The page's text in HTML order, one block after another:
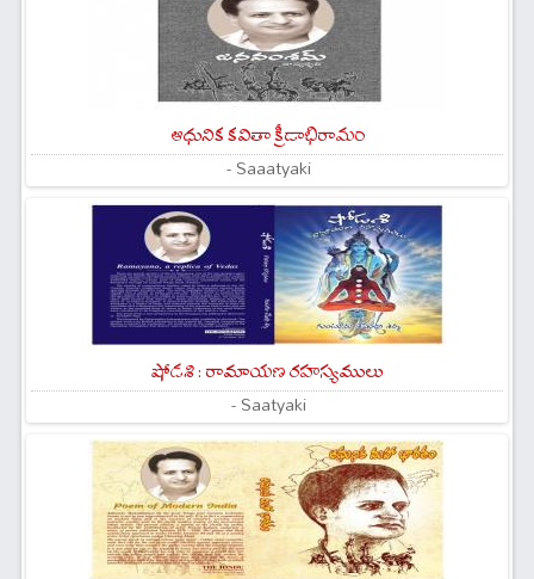
ఆధునిక కవితా క్రీడాభిరామం
- Saaatyaki
షోడశి : రామాయణ రహస్యములు
- Saatyaki